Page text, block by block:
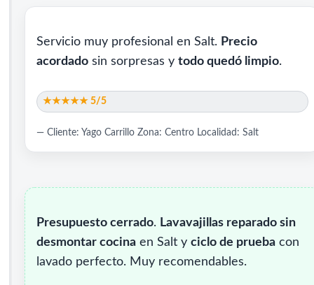
★★★★★ 5/5
Servicio muy profesional en Salt. Precio
acordado sin sorpresas ytodo quedó limpio.
— Cliente: Yago Carrillo Zona: Centro Localidad: Salt
Presupuesto cerrado. Lavavajillas reparado sin
desmontar cocina en Salt yciclo de prueba con
lavado perfecto. Muy recomendables.